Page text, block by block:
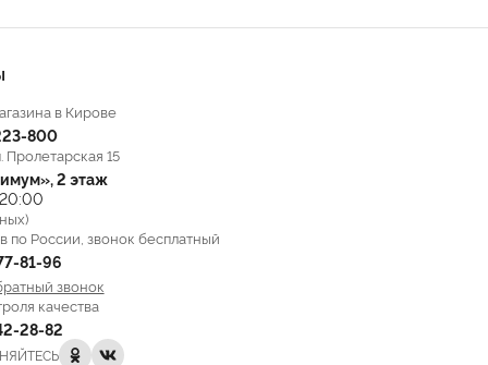
в Кирове
800
Пролетарская 15
2 этаж
по России, звонок бесплатный
81-96
звонок
качества
28-82